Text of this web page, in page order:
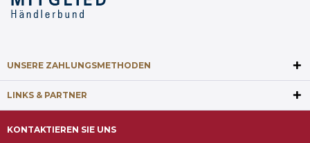
UNSERE ZAHLUNGSMETHODEN
LINKS & PARTNER
KONTAKTIEREN SIE UNS